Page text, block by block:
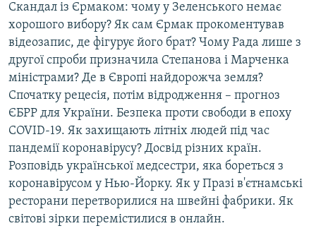
Усі сайти RFE/RL
Скандал із Єрмаком: чому у Зеленського немає
хорошого вибору? Як сам Єрмак прокоментував
відеозапис, де фігурує його брат? Чому Рада лише з
другої спроби призначила Степанова і Марченка
міністрами? Де в Європі найдорожча земля?
Спочатку рецесія, потім відродження – прогноз
ЄБРР для України. Безпека проти свободи в епоху
COVID-19. Як захищають літніх людей під час
пандемії коронавірусу? Досвід різних країн.
Розповідь української медсестри, яка бореться з
коронавірусом у Нью-Йорку. Як у Празі в'єтнамські
ресторани перетворилися на швейні фабрики. Як
світові зірки перемістилися в онлайн.